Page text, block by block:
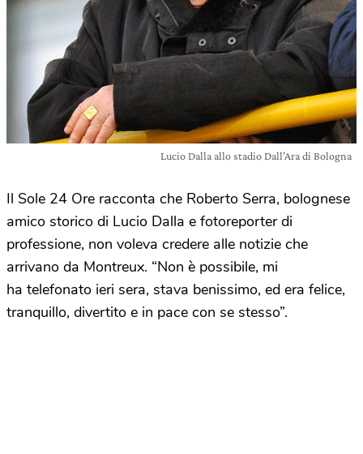
Lucio Dalla allo stadio Dall’Ara di Bologna
Il Sole 24 Ore racconta che Roberto Serra, bolognese
amico storico di Lucio Dalla e fotoreporter di
professione, non voleva credere alle notizie che
arrivano da Montreux. “Non è possibile, mi
ha telefonato ieri sera, stava benissimo, ed era felice,
tranquillo, divertito e in pace con se stesso”.